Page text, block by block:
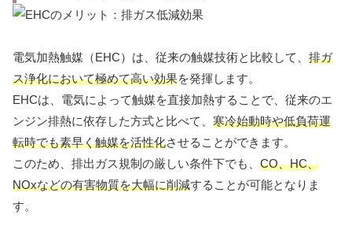
電気加熱触媒（EHC）は、従来の触媒技術と比較して、 排ガ
ス浄化において極めて高い効果を発揮します。
EHCは、電気によって触媒を直接加熱することで、従来のエ
ンジン排熱に依存した方式と比べて、 寒冷始動時や低負荷運
転時でも素早く触媒を活性化させることができます。
このため、排出ガス規制の厳しい条件下でも、 CO、HC、
NOxなどの有害物質を大幅に削減することが可能となりま
す。